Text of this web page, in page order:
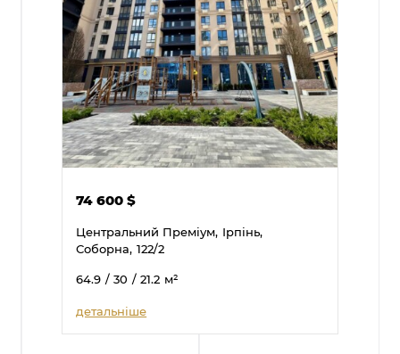
74 600$
Центральний Преміум, Ірпінь,
Соборна, 122/2
64.9 / 30 / 21.2 м²
детальніше